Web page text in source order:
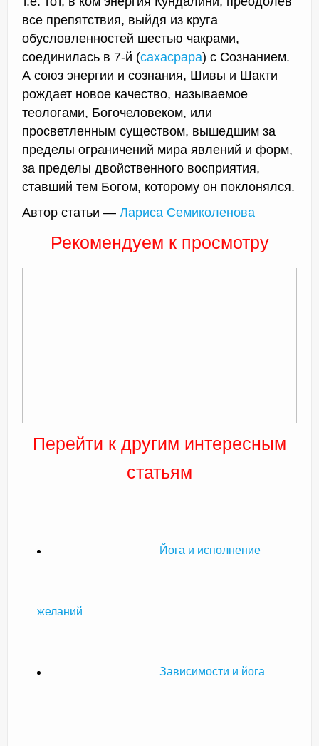
все препятствия, выйдя из круга
обусловленностей шестью чакрами,
соединилась в 7-й (сахасрара) с Сознанием.
А союз энергии и сознания, Шивы и Шакти
рождает новое качество, называемое
теологами, Богочеловеком, или
просветленным существом, вышедшим за
пределы ограничений мира явлений и форм,
за пределы двойственного восприятия,
ставший тем Богом, которому он поклонялся.
Автор статьи — Лариса Семиколенова
Рекомендуем к просмотру
Перейти к другим интересным
статьям
Йога и исполнение
желаний
Зависимости и йога